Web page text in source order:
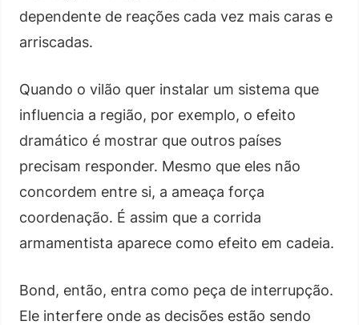
dependente de reações cada vez mais caras e
arriscadas.
Quando o vilão quer instalar um sistema que
influencia a região, por exemplo, o efeito
dramático é mostrar que outros países
precisam responder. Mesmo que eles não
concordem entre si, a ameaça força
coordenação. É assim que a corrida
armamentista aparece como efeito em cadeia.
Bond, então, entra como peça de interrupção.
Ele interfere onde as decisões estão sendo